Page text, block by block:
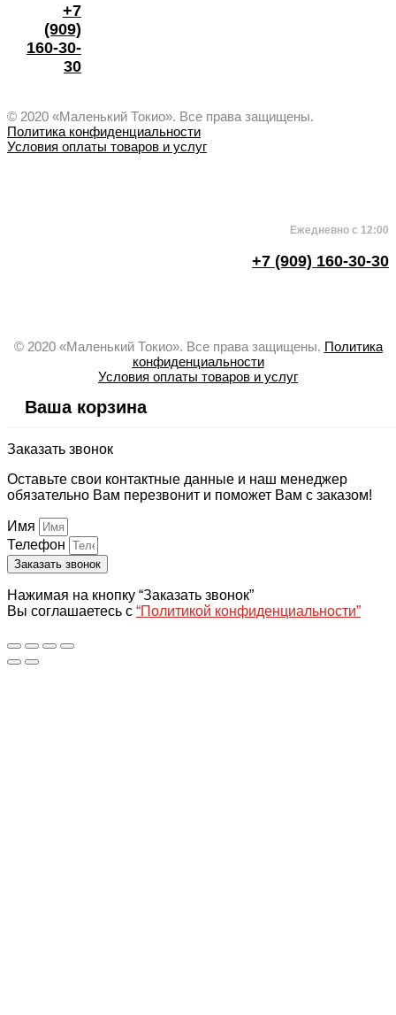
+7
(909)
160-30-
30
© 2020 «Маленький Токио». Все права защищены.
Политика конфиденциальности
Условия оплаты товаров и услуг
Ежедневно с 12:00
+7 (909) 160-30-30
© 2020 «Маленький Токио». Все права защищены. Политика
конфиденциальности
Условия оплаты товаров и услуг
Ваша корзина
Заказать звонок
Оставьте свои контактные данные и наш менеджер
обязательно Вам перезвонит и поможет Вам с заказом!
Имя
Телефон
Заказать звонок
Нажимая на кнопку “Заказать звонок”
Вы соглашаетесь с “Политикой конфиденциальности”